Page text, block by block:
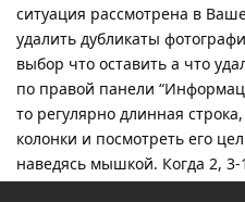
ситуация рассмотрена в
удалить дубликаты
выбор что оставить а что
по правой панели
то регулярно длинная
колонки и посмотреть его
наведясь мышкой. Когда 2,
барин наведусь, но вот при